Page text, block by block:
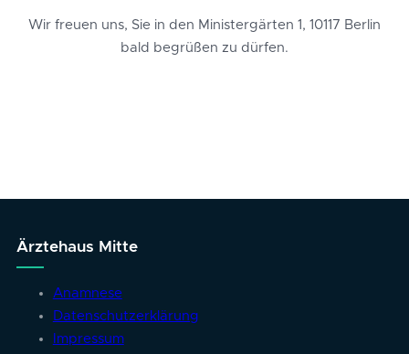
Wir freuen uns, Sie in den Ministergärten 1, 10117 Berlin
bald begrüßen zu dürfen.
Ärztehaus Mitte
Anamnese
Datenschutzerklärung
Impressum